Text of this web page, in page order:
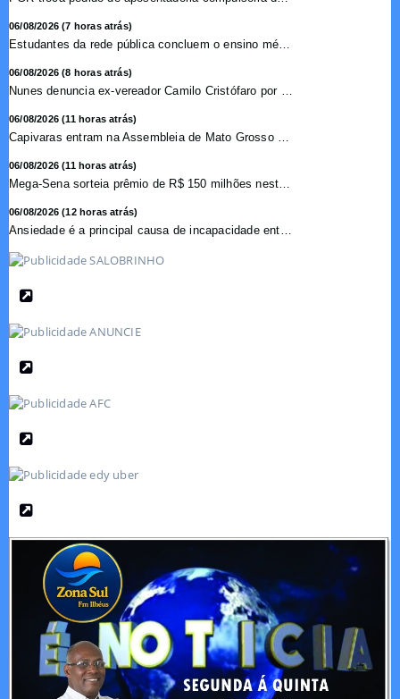
06/08/2026 (7 horas atrás)
Estudantes da rede pública concluem o ensino médio sem do...
06/08/2026 (8 horas atrás)
Nunes denuncia ex-vereador Camilo Cristófaro por calúnia ...
06/08/2026 (11 horas atrás)
Capivaras entram na Assembleia de Mato Grosso e surpreendem...
06/08/2026 (11 horas atrás)
Mega-Sena sorteia prêmio de R$ 150 milhões nesta quinta-f...
06/08/2026 (12 horas atrás)
Ansiedade é a principal causa de incapacidade entre crian�...